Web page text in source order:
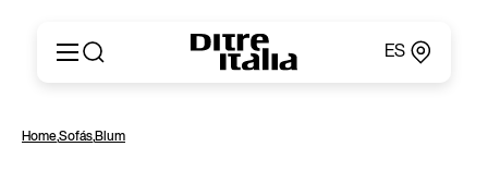
ES
Productos
English
Home,Sofás,Blum